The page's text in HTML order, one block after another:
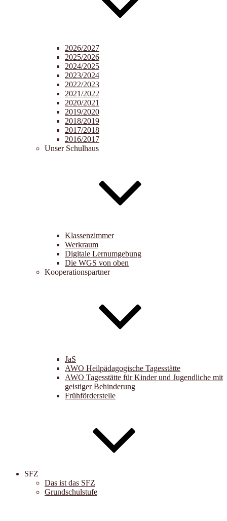
2026/2027
2025/2026
2024/2025
2023/2024
2022/2023
2021/2022
2020/2021
2019/2020
2018/2019
2017/2018
2016/2017
Unser Schulhaus
Klassenzimmer
Werkraum
Digitale Lernumgebung
Die WGS von oben
Kooperationspartner
JaS
AWO Heilpädagogische Tagesstätte
AWO Tagesstätte für Kinder und Jugendliche mit
geistiger Behinderung
Frühförderstelle
SFZ
Das ist das SFZ
Grundschulstufe